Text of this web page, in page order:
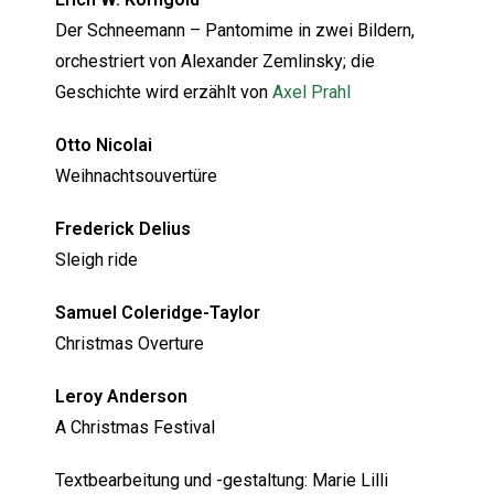
Der Schneemann – Pantomime in zwei Bildern,
orchestriert von Alexander Zemlinsky; die
Geschichte wird erzählt von Axel Prahl
Otto Nicolai
Weihnachtsouvertüre
Frederick Delius
Sleigh ride
Samuel Coleridge-Taylor
Christmas Overture
Leroy Anderson
A Christmas Festival
Textbearbeitung und -gestaltung: Marie Lilli